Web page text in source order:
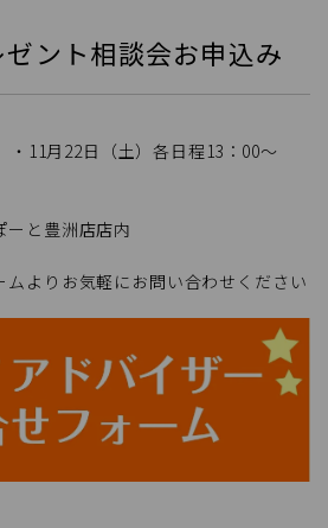
ント相談会お申込み
・11月22日（土）各日程13：00～
ーと豊洲店店内
ムよりお気軽にお問い合わせください